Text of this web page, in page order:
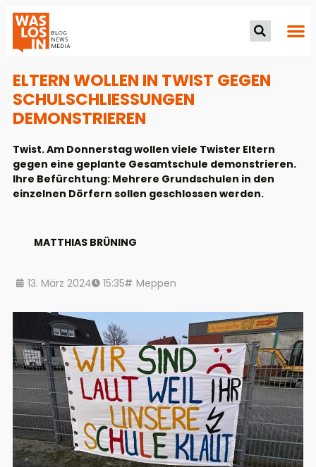
ELTERN WOLLEN IN TWIST GEGEN
SCHULSCHLIESSUNGEN D
EMONSTRIEREN
Twist. Am Donnerstag wollen viele Twister Eltern
gegen eine geplante Gesamtschule demonstrieren.
Ihre Befürchtung: Mehrere Grundschulen in den
einzelnen Dörfern sollen geschlossen werden.
MATTHIAS BRÜNING
13. März 2024 15:35 Meppen